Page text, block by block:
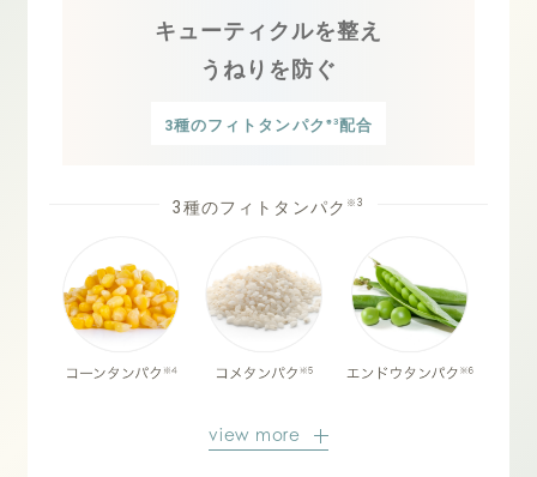
キューティクルを整え
うねりを防ぐ
3種のフィトタンパク ※3配合
3種のフィトタンパク ※3
view more